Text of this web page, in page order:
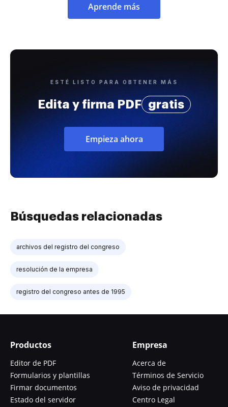
Aprende más
ESTÉ LISTO PARA OBTENER MÁS
Edita y firma PDF gratis
Empieza ahora
Búsquedas relacionadas
archivos del registro del congreso
resolución de la empresa
registro del congreso antes de 1995
Productos
Editor de PDF
Formularios y plantillas
Firmar documentos
Estado del servidor
Empresa
Acerca de
Términos de Servicio
Aviso de privacidad
Centro Legal